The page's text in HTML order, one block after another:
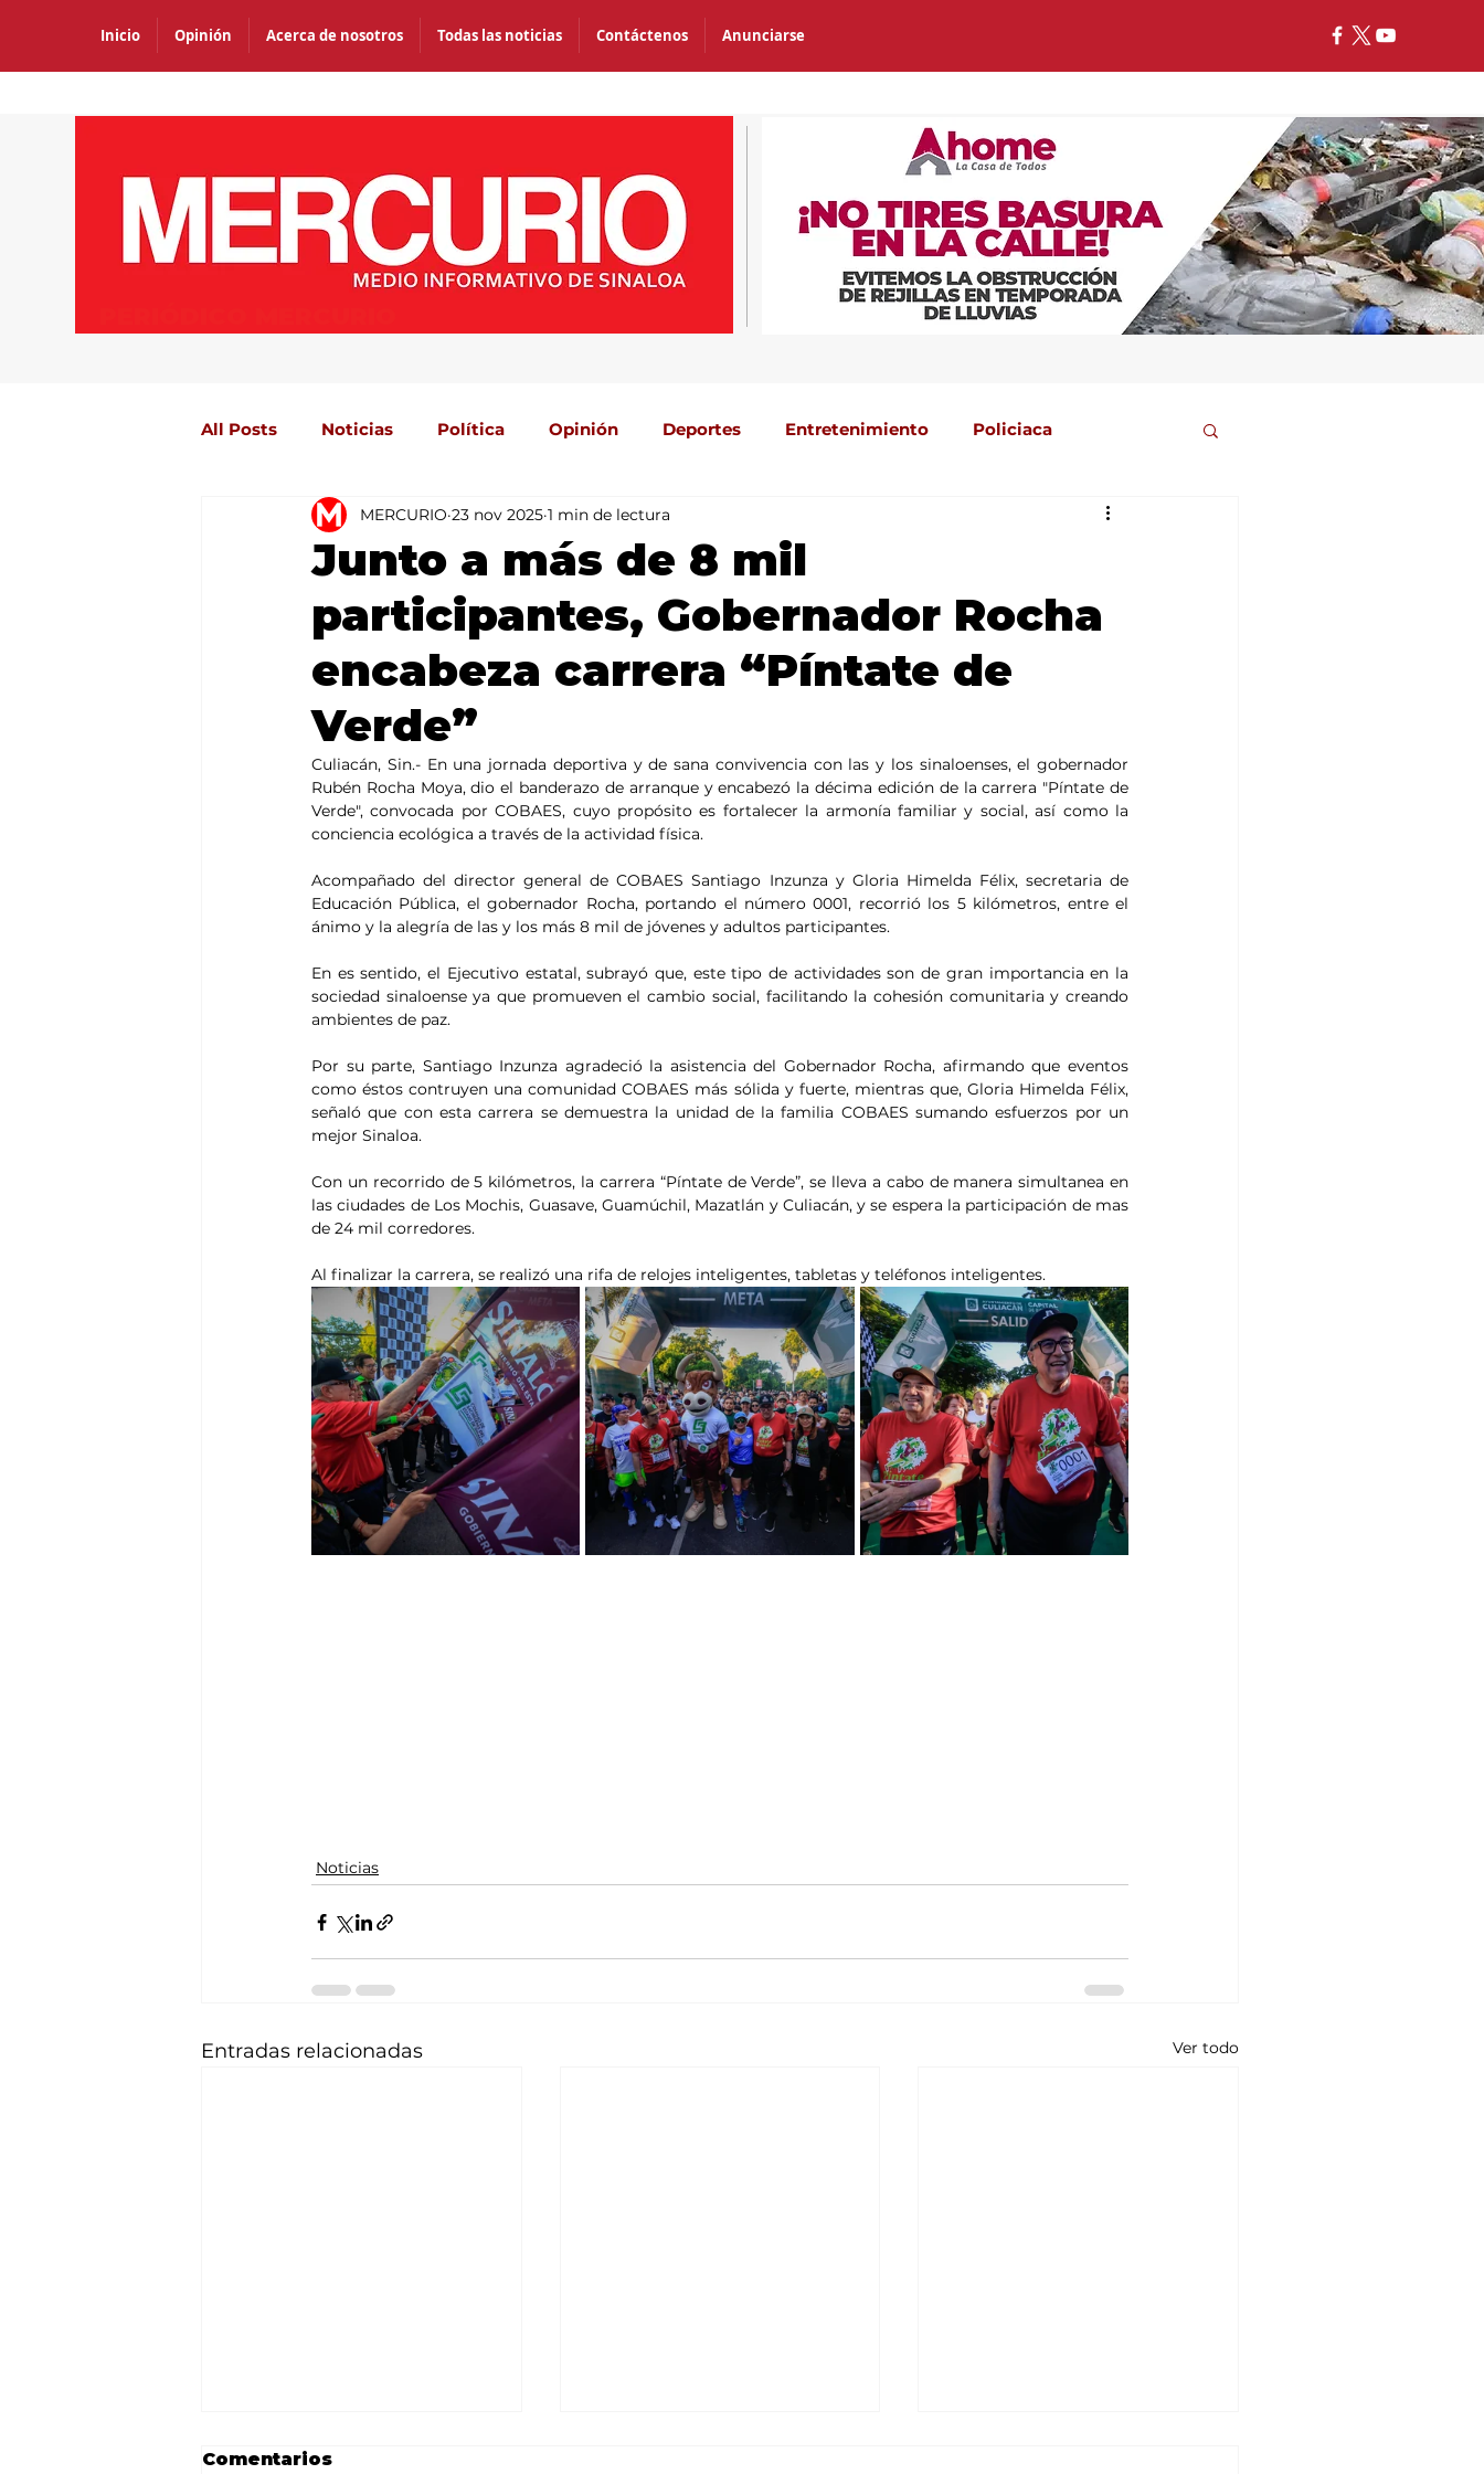
Inicio Opinión Acerca de nosotros Todas las noticias Contáctenos Anunciarse
All Posts Noticias Política Opinión Deportes Entretenimiento Policiaca
Agricultura México Mundo Portada 2
Junto a más de 8 mil
participantes, Gobernador Rocha
encabeza carrera “Píntate de
Verde”
MERCURIO 23 nov 2025 1 min de lectura
Culiacán, Sin.- En una jornada deportiva y de sana convivencia con las y los sinaloenses, el gobernador
Rubén Rocha Moya, dio el banderazo de arranque y encabezó la décima edición de la carrera "Píntate de
Verde", convocada por COBAES, cuyo propósito es fortalecer la armonía familiar y social, así como la
conciencia ecológica a través de la actividad física.
Acompañado del director general de COBAES Santiago Inzunza y Gloria Himelda Félix, secretaria de
Educación Pública, el gobernador Rocha, portando el número 0001, recorrió los 5 kilómetros, entre el
ánimo y la alegría de las y los más 8 mil de jóvenes y adultos participantes.
En es sentido, el Ejecutivo estatal, subrayó que, este tipo de actividades son de gran importancia en la
sociedad sinaloense ya que promueven el cambio social, facilitando la cohesión comunitaria y creando
ambientes de paz.
Por su parte, Santiago Inzunza agradeció la asistencia del Gobernador Rocha, afirmando que eventos
como éstos contruyen una comunidad COBAES más sólida y fuerte, mientras que, Gloria Himelda Félix,
señaló que con esta carrera se demuestra la unidad de la familia COBAES sumando esfuerzos por un
mejor Sinaloa.
Con un recorrido de 5 kilómetros, la carrera “Píntate de Verde”, se lleva a cabo de manera simultanea en
las ciudades de Los Mochis, Guasave, Guamúchil, Mazatlán y Culiacán, y se espera la participación de mas
de 24 mil corredores.
Al finalizar la carrera, se realizó una rifa de relojes inteligentes, tabletas y teléfonos inteligentes.
Noticias
Entradas relacionadas Ver todo
Comentarios